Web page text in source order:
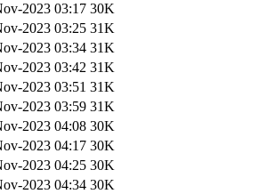
2023 03:17 30K
2023 03:25 31K
2023 03:34 31K
2023 03:42 31K
2023 03:51 31K
2023 03:59 31K
2023 04:08 30K
2023 04:17 30K
2023 04:25 30K
2023 04:34 30K